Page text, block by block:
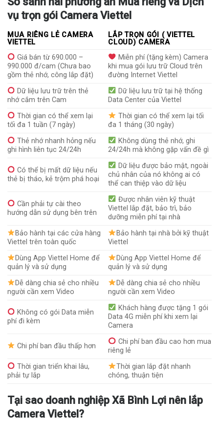
vụ trọn gói Camera Viettel
MUA RIÊNG LẺ CAMERA
VIETTEL
LẮP TRỌN GÓI ( VIETTEL
CLOUD) CAMERA
Giá bán từ 690.000 –
990.000 đ/cam (Chưa bao
gồm thẻ nhớ, công lắp đặt)
Miễn phí (tặng kèm) Camera
khi mua gói lưu trữ Cloud trên
đường Internet Viettel
Dữ liệu lưu trữ trên thẻ
nhớ cắm trên Cam
Dữ liệu lưu trữ tại hệ thống
Data Center của Viettel
Thời gian có thể xem lại
tối đa 1 tuần (7 ngày)
Thời gian có thể xem lại tối
đa 1 tháng (30 ngày)
Thẻ nhớ nhanh hỏng nếu
ghi hình liên tục 24/24h
Không dùng thẻ nhớ, ghi
24/24h mà không gặp vấn đề gì
Có thể bị mất dữ liệu nếu
thẻ bị tháo, kẻ trộm phá hoại
Dữ liệu được bảo mật, ngoài
chủ nhân của nó không ai có
thể can thiệp vào dữ liệu
Cần phải tự cài theo
hướng dẫn sử dụng bên trên
Được nhân viên kỹ thuật
Viettel lắp đặt, bảo trì, bảo
dưỡng miễn phí tại nhà
Bảo hành tại các cửa hàng
Viettel trên toàn quốc
Bảo hành tại nhà bởi kỹ thuật
Viettel
Dùng App Viettel Home để
quản lý và sử dụng
Dùng App Viettel Home để
quản lý và sử dụng
Dễ dàng chia sẻ cho nhiều
người cần xem Video
Dễ dàng chia sẻ cho nhiều
người cần xem Video
Không có gói Data miễn
phí đi kèm
Khách hàng được tặng 1 gói
Data 4G miễn phí khi xem lại
Camera
Chi phí ban đầu thấp hơn
Chi phí ban đầu cao hơn mua
riêng lẻ
Thời gian triển khai lâu,
phải tự lắp
Thời gian lắp đặt nhanh
chóng, thuận tiện
Tại sao doanh nghiệp Xã Bình Lợi nên lắp
Camera Viettel?